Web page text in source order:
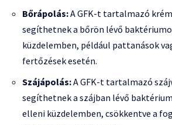
Bőrápolás:A GFK-t tartalmazó
segíthetnek a bőrön lévő
küzdelemben, például pattanások
fertőzések esetén.
Szájápolás:A GFK-t tartalmazó
segíthetnek a szájban lévő
elleni küzdelemben, csökkentve a